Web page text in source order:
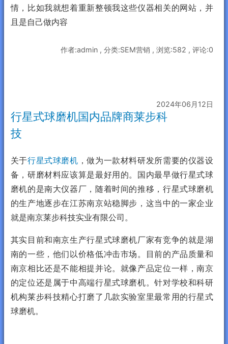
情，比如我就想着重新整顿我这些仪器相关的网站，并
且是自己做内容
作者:admin , 分类:SEM营销 , 浏览:582 , 评论:0
2024年06月12日
行星式球磨机国内品牌商莱步科
技
关于行星式球磨机 ，做为一款材料研发所需要的仪器设
备，研磨材料应该算是最好用的。国内最早做行星式球
磨机的是南大仪器厂，随着时间的推移，行星式球磨机
的生产地逐步在江苏南京站稳脚步，这当中的一家企业
就是南京莱步科技实业有限公司。
其实目前和南京生产行星式球磨机厂家有竞争的就是湖
南的一些，他们以价格低冲击市场。目前的产品质量和
南京相比还是不能相提并论。就像产品定位一样，南京
的定位还是属于中高端行星式球磨机。针对学校和科研
机构莱步科技精心打磨了几款实验室里最常用的行星式
球磨机。